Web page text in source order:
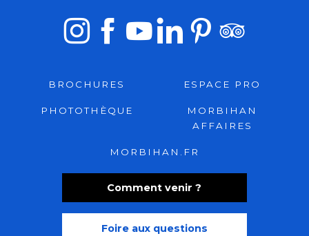
Comment venir ?
Foire aux questions
BROCHURES ESPACE PRO
PHOTOTHÈQUE
MORBIHAN
AFFAIRES
MORBIHAN.FR